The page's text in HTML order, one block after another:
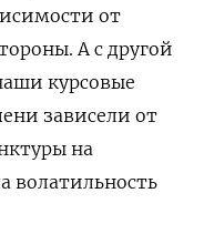
от
А с другой
курсовые
зависели от
на
волатильность